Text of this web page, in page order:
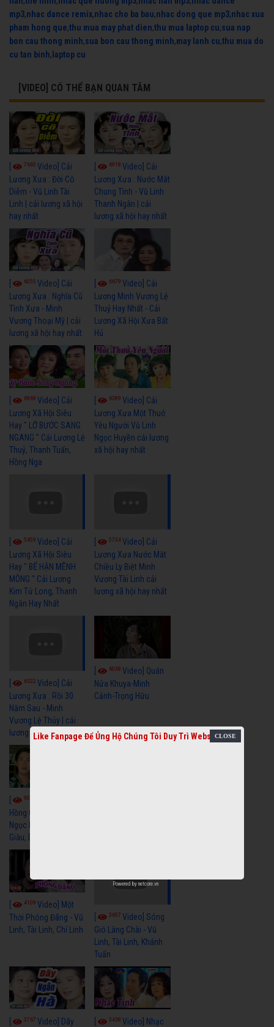
mp3,nhac dance remix,nhac cho ba bau,nhac dong que mp3,nhac xua
pham hong que,thu mua may phat dien,thu mua laptop cu,sua nap
bon cau thong minh,sua bon cau thong minh,may lanh cu,thu mua do
cu tan binh, laptop cu
[VIDEO] CÓ THỂ BẠN QUAN TÂM
7665 Video] Cải
Lương Xưa : Đời Cô
Diễm - Vũ Linh Tài
Linh | cải lương xã hội
hay nhất
6918Video] Cải
Lương Xưa : Nước Mắt
Chung Tình - Vũ Linh
Thanh Ngân | cải
lương xã hội hay nhất
6055 Video] Cải
Lương Xưa : Nghĩa Cũ
Tình Xưa - Minh
Vương Thoại Mỹ | cải
lương xã hội hay nhất
6679Video] Cải
Lương Minh Vương Lệ
Thuỷ Hay Nhất - Cải
Lương Xã Hội Xưa Bất
Hủ
6969 Video] Cải
Lương Xã Hội Siêu
Hay " LỠ BƯỚC SANG
NGANG " Cải Lương Lệ
Thuỷ, Thanh Tuấn,
Hồng Nga
6389Video] Cải
Lương Xưa Một Thuở
Yêu Người Vũ Linh
Ngọc Huyền cải lương
xã hội hay nhất
5459 Video] Cải
Lương Xã Hội Siêu
Hay " BỂ HẬN MÊNH
MÔNG " Cải Lương
Kim Tử Long, Thanh
Ngân Hay Nhất
5734Video] Cải
Lương Xưa Nước Mắt
Chiều Ly Biệt Minh
Vương Tài Linh cải
lương xã hội hay nhất
6322 Video] Cải
Lương Xưa : Rồi 30
Năm Sau - Minh
Vương Lệ Thủy | cải
lương xã hội hay nhất
6038Video] Quán
Nửa Khuya-Minh
Cảnh-Trọng Hữu
9056
Hồng Cài Áo - Vũ Linh,
Ngọc Huyền, Ngọc
Giàu, Diệp Lang
4109 Video] Một
Thời Phóng Đãng - Vũ
Linh, Tài Linh, Chí Linh
3657Video] Sóng
Gió Làng Chài - Vũ
Linh, Tài Linh, Khánh
Tuấn
3767 Video] Dãy
3438Video] Nhạc
Like Fanpage Để Ủng Hộ Chúng Tôi Duy Trì Website
Powered by netcore.vn